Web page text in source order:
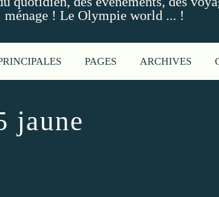
ménage ! Le Olympie world ... !
PAGES ARCHIVES
jaune